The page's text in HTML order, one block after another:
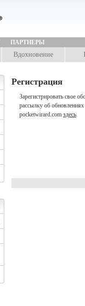
ПАРТНЕРЫ
Вдохновение
Регистрация
Зарегистрировать свое
рассылку об
pocketwirard.com здесь.